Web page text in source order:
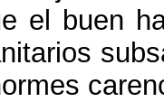
el buen